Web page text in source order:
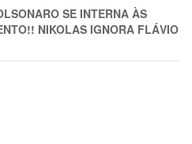
SE INTERNA ÀS
NIKOLAS IGNORA FLÁVIO